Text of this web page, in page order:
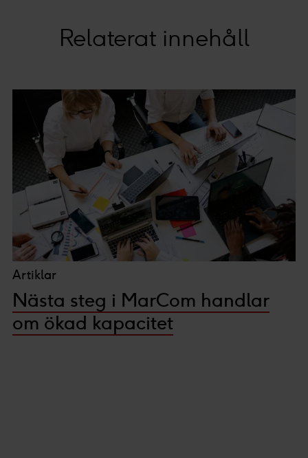
Relaterat innehåll
Artiklar
Nästa steg i MarCom handlar
om ökad kapacitet